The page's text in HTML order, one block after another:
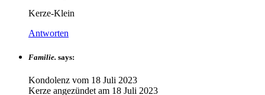
Kerze-Klein
Antworten
Familie. says:
Kondolenz vom 18 Juli 2023
Kerze angezündet am 18 Juli 2023